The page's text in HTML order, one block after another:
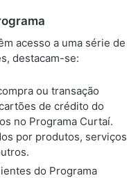
acesso a uma série de
destacam-se:
ou transação
de crédito do
no Programa Curtaí.
por produtos, serviços
do Programa